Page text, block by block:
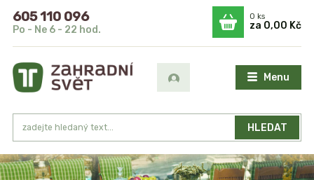
Menu
HLEDAT
605 110 096
Po - Ne 6 - 22 hod.
0ks
za 0,00 Kč